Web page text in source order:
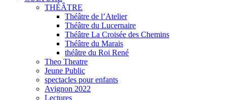
THÉÂTRE
Théâtre de l’Atelier
Théâtre du Lucernaire
Théâtre La Croisée des Chemins
Théâtre du Marais
théâtre du Roi René
Theo Theatre
Jeune Public
spectacles pour enfants
Avignon 2022
Lectures